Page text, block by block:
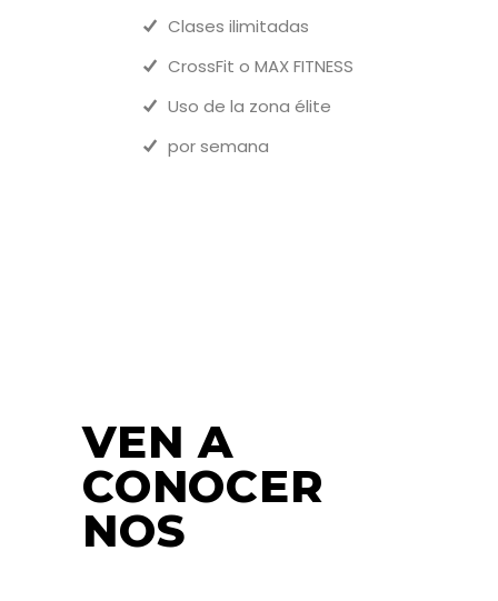
Clases ilimitadas
CrossFit o MAX FITNESS
Uso de la zona élite
por semana
VEN A
CONOCER
NOS